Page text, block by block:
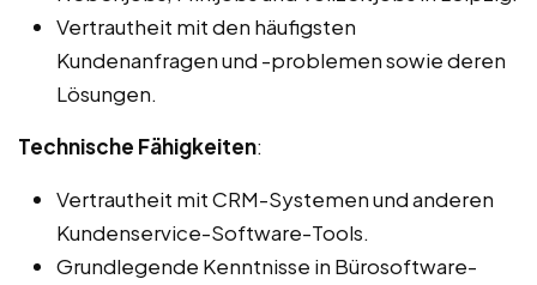
Vertrautheit mit den häufigsten
Kundenanfragen und -problemen sowie deren
Lösungen.
Technische Fähigkeiten:
Vertrautheit mit CRM-Systemen und anderen
Kundenservice-Software-Tools.
Grundlegende Kenntnisse in Bürosoftware-